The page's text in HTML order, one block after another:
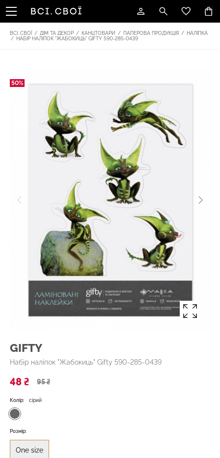
ВСІ. СВОЇ / ДІМ ТА ДЕКОР / КАНЦТОВАРИ / ПАПЕРОВА ПРОДУКЦІЯ / НАЛІПКА
/ НАБІР НАЛІПОК "ЖАБОКИЦЬ" GIFTY 590-285-0439
50%
GIFTY
Набір наліпок "Жабокиць" Gifty 590-285-0439
48 ₴ 95 ₴
Колір: сірий
Розмір:
One size